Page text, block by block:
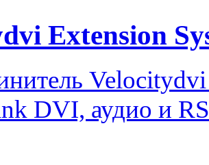
Extension
Velocitydvi
DVI, аудио и